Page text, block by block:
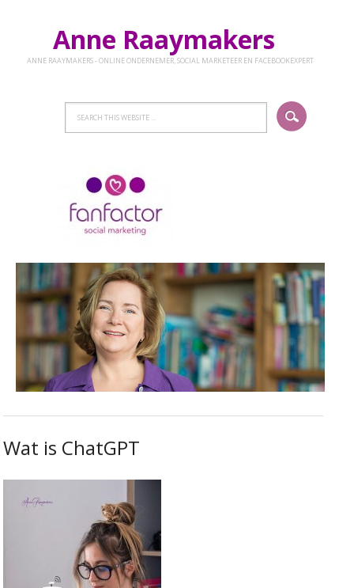
Anne Raaymakers
ANNE RAAYMAKERS - ONLINE ONDERNEMER, SOCIAL MARKETEER EN FACEBOOKEXPERT
Wat is ChatGPT